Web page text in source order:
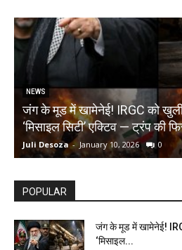
NEWS
जंग के मूड में खामेनेई! IRGC को
‘मिसाइल सिटी’ एक्टिव — ट्रंप की
Juli Desoza - January 10, 2026 0
POPULAR
जंग के मूड में खामेनेई!
‘मिसाइल...